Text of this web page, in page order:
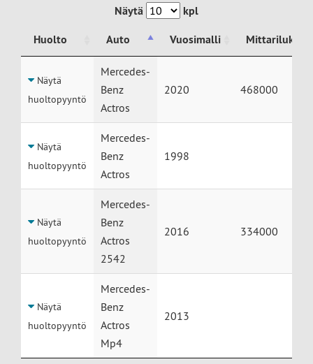
Näytä
kpl
Huolto
Auto Vuosimalli
Auto
Näytä
huoltopyyntö
Mercedes-
Benz
Actros
2020 468000
Näytä
huoltopyyntö
Mercedes-
Benz
Actros
1998
Näytä
huoltopyyntö
Mercedes-
Benz
Actros
2542
2016 334000
Näytä
huoltopyyntö
Mercedes-
Benz
Actros
Mp4
2013